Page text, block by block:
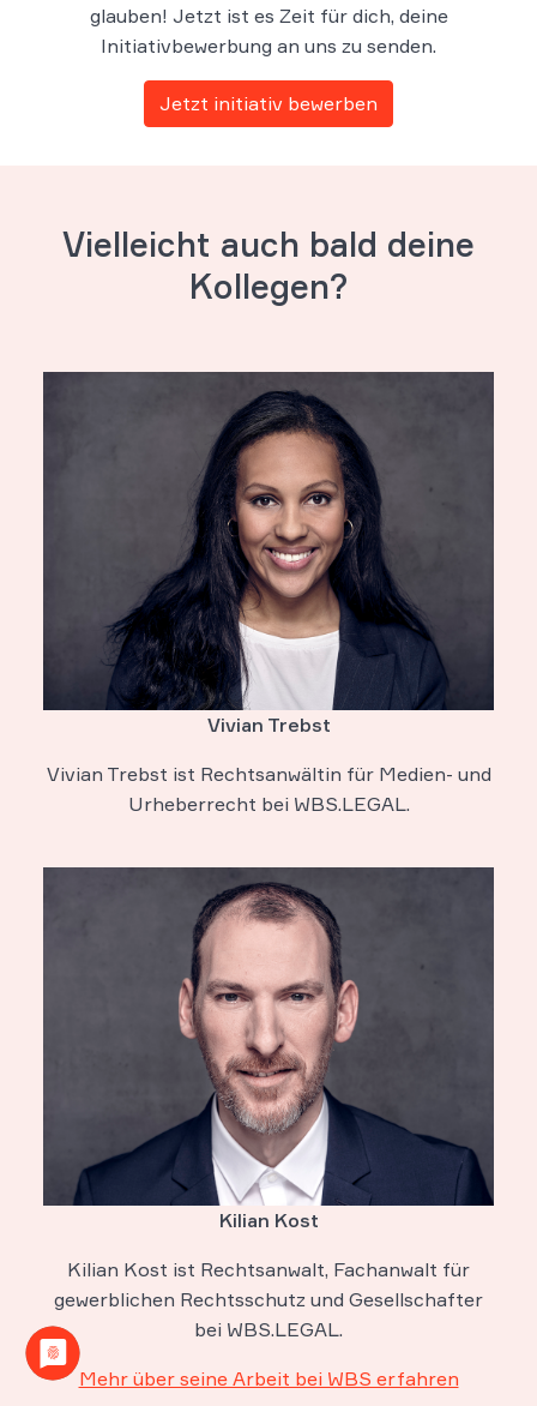
glauben! Jetzt ist es Zeit für dich, deine
Initiativbewerbung an uns zu senden.
Jetzt initiativ bewerben
Vielleicht auch bald deine
Kollegen?
Vivian Trebst
Vivian Trebst ist Rechtsanwältin für Medien- und
Urheberrecht bei WBS.LEGAL.
Kilian Kost
Kilian Kost ist Rechtsanwalt, Fachanwalt für
gewerblichen Rechtsschutz und Gesellschafter
bei WBS.LEGAL.
Mehr über seine Arbeit bei WBS erfahren